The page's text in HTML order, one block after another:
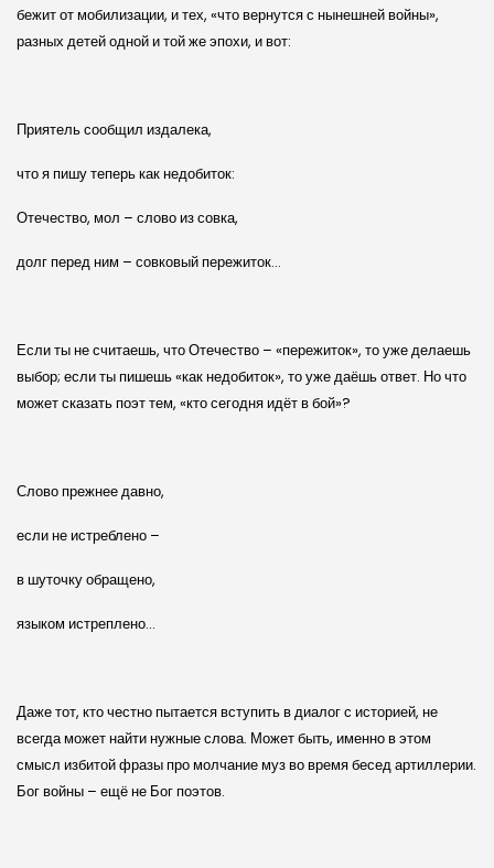
бежит от мобилизации, и тех, «что вернутся с нынешней войны»,
разных детей одной и той же эпохи, и вот:
Приятель сообщил издалека,
что я пишу теперь как недобиток:
Отечество, мол – слово из совка,
долг перед ним – совковый пережиток…
Если ты не считаешь, что Отечество – «пережиток», то уже делаешь
выбор; если ты пишешь «как недобиток», то уже даёшь ответ. Но что
может сказать поэт тем, «кто сегодня идёт в бой»?
Слово прежнее давно,
если не истреблено –
в шуточку обращено,
языком истреплено…
Даже тот, кто честно пытается вступить в диалог с историей, не
всегда может найти нужные слова. Может быть, именно в этом
смысл избитой фразы про молчание муз во время бесед артиллерии.
Бог войны – ещё не Бог поэтов.